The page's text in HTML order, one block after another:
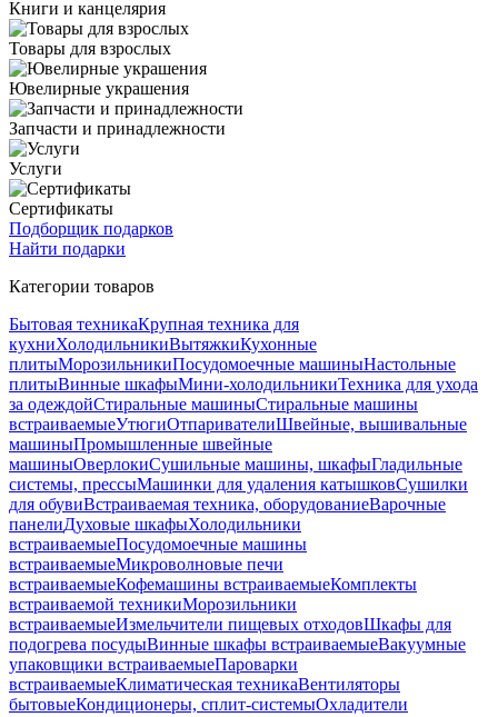
Книги и канцелярия
Товары для взрослых
Ювелирные украшения
Запчасти и принадлежности
Услуги
Сертификаты
Подборщик подарков
Найти подарки
Категории товаров
Бытовая техникаКрупная техника для
кухниХолодильникиВытяжкиКухонные
плитыМорозильникиПосудомоечные машиныНастольные
плитыВинные шкафыМини-холодильникиТехника для ухода
за одеждойСтиральные машиныСтиральные машины
встраиваемыеУтюгиОтпаривателиШвейные, вышивальные
машиныПромышленные швейные
машиныОверлокиСушильные машины, шкафыГладильные
системы, прессыМашинки для удаления катышковСушилки
для обувиВстраиваемая техника, оборудованиеВарочные
панелиДуховые шкафыХолодильники
встраиваемыеПосудомоечные машины
встраиваемыеМикроволновые печи
встраиваемыеКофемашины встраиваемыеКомплекты
встраиваемой техникиМорозильники
встраиваемыеИзмельчители пищевых отходовШкафы для
подогрева посудыВинные шкафы встраиваемыеВакуумные
упаковщики встраиваемыеПароварки
встраиваемыеКлиматическая техникаВентиляторы
бытовыеКондиционеры, сплит-системыОхладители